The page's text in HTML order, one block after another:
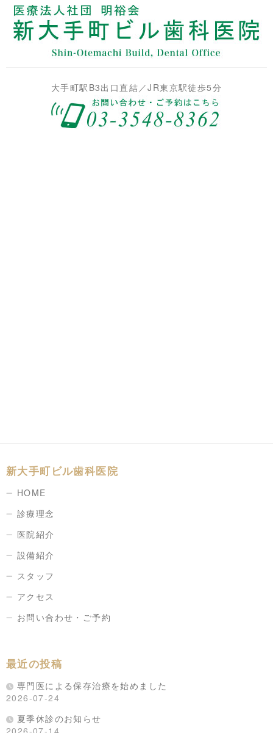
大手町駅B3出口直結／JR東京駅徒歩5分
新大手町ビル歯科医院
HOME
診療理念
医院紹介
設備紹介
スタッフ
アクセス
お問い合わせ・ご予約
最近の投稿
専門医による保存治療を始めました
2026-07-24
夏季休診のお知らせ
2026-07-14